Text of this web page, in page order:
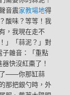
音震家教場地得
酸味？等等！我
，我現在走不
」「蒜泥？」對
子雜音：「重點
快沒紅棗了！
了——你那缸蒜
那把銀勺時，外